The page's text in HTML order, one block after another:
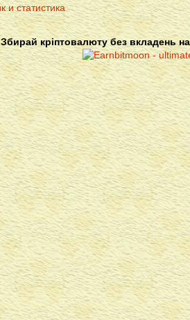
Збирай кріптовалюту без вкладень